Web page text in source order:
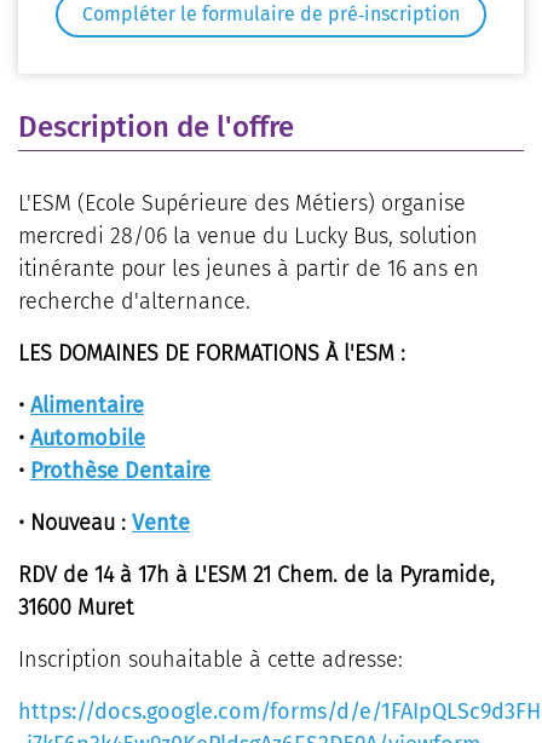
Description de l'offre
L'ESM (Ecole Supérieure des Métiers) organise
mercredi 28/06 la venue du Lucky Bus, solution
itinérante pour les jeunes à partir de 16 ans en
recherche d'alternance.
LES DOMAINES DE FORMATIONS À l'ESM :
• Alimentaire
• Automobile
• Prothèse Dentaire
• Nouveau : Vente
RDV de 14 à 17h à L'ESM 21 Chem. de la Pyramide,
31600 Muret
Inscription souhaitable à cette adresse:
https://docs.google.com/forms/d/e/
Compléter le formulaire de pré‑inscription